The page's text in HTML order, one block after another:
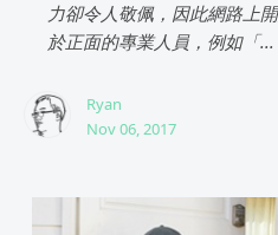
力卻令人敬佩，因此網路上
於正面的專業人員，例如「...
Ryan
Nov 06, 2017